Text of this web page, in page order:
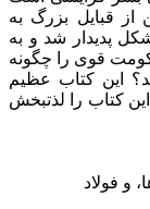
قبایل بزرگ به
پدیدار شد و به
قوی را چگونه
این کتاب عظیم
کتاب را لذتبخش
و فولاد